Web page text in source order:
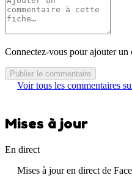
Connectez-vous pour ajouter un
Publier le commentaire
Voir tous les commentaires
Mises à jour
En direct
Mises à jour en direct de